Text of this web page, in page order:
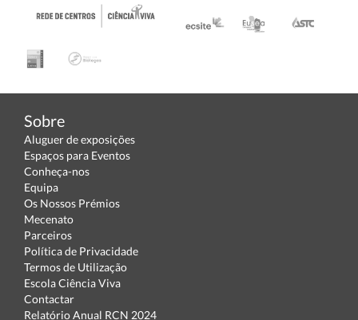
Sobre
Aluguer de exposições
Espaços para Eventos
Conheça-nos
Equipa
Os Nossos Prémios
Mecenato
Parceiros
Política de Privacidade
Termos de Utilização
Escola Ciência Viva
Contactar
Relatório Anual RCN 2024